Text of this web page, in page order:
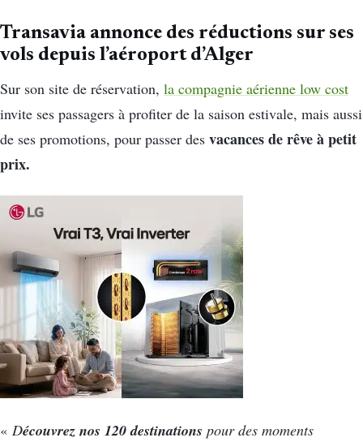
Transavia annonce des réductions sur ses
vols depuis l’aéroport d’Alger
Sur son site de réservation, la compagnie aérienne low cost
invite ses passagers à profiter de la saison estivale, mais aussi
de ses promotions, pour passer des vacances de rêve à petit
prix.
« Découvrez nos 120 destinations pour des moments